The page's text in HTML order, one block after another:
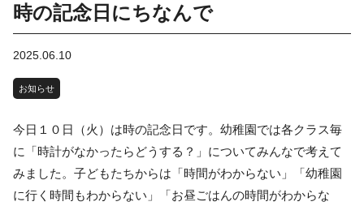
時の記念日にちなんで
2025.06.10
お知らせ
今日１０日（火）は時の記念日です。幼稚園では各クラス毎
に「時計がなかったらどうする？」についてみんなで考えて
みました。子どもたちからは「時間がわからない」「幼稚園
に行く時間もわからない」「お昼ごはんの時間がわからな